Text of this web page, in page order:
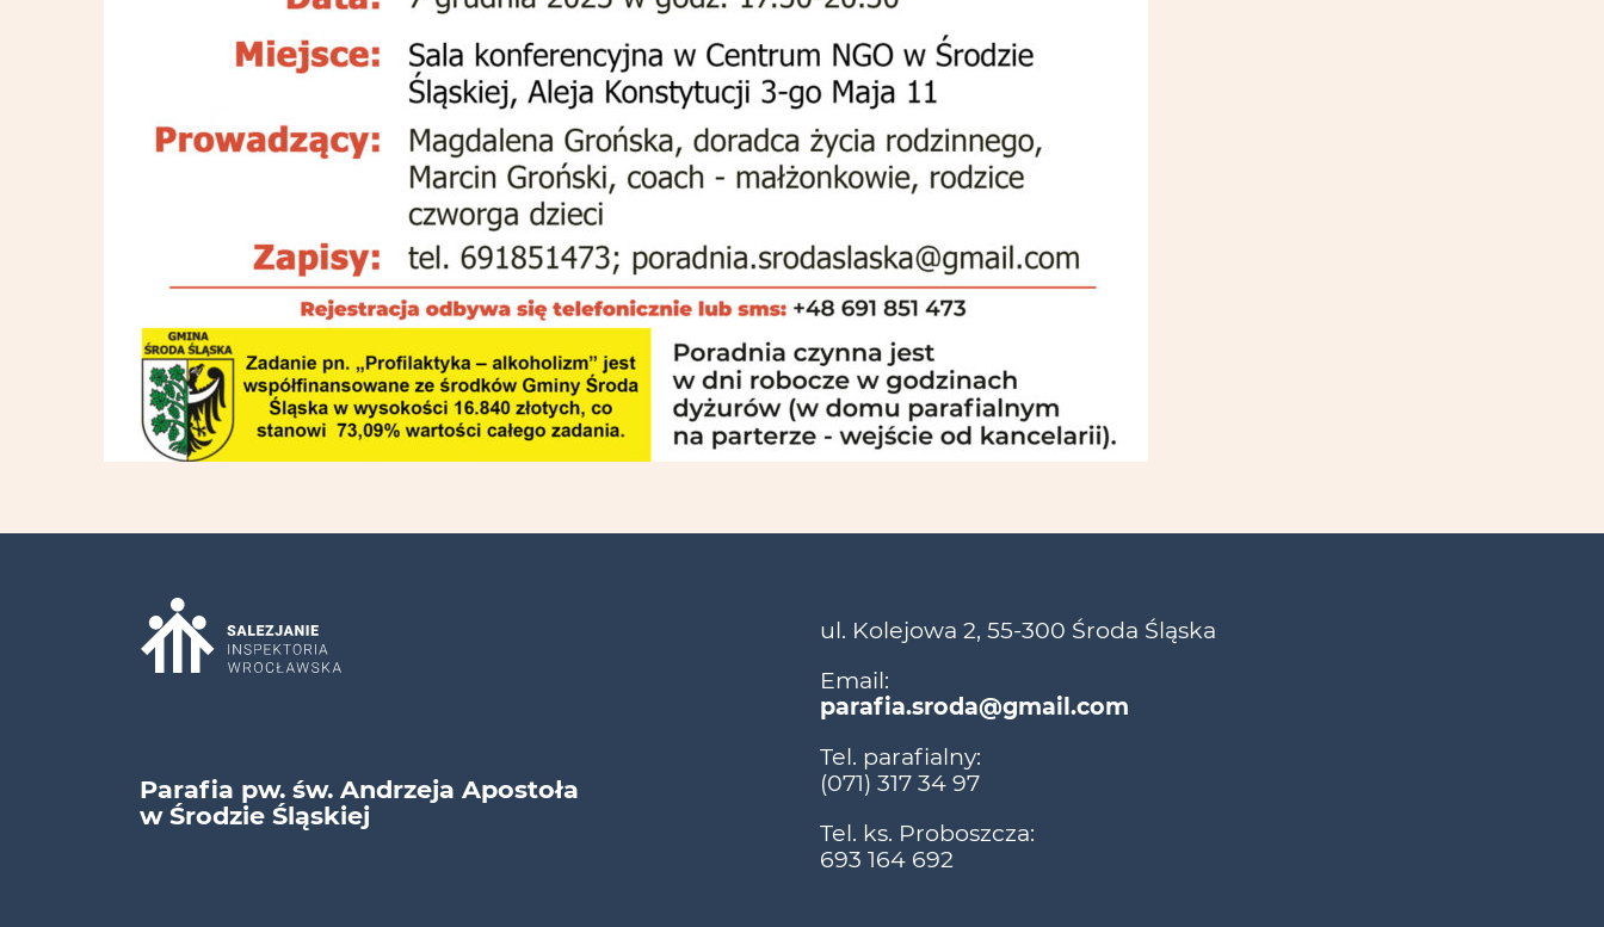
Parafia pw. św. Andrzeja Apostoła
w Środzie Śląskiej
ul. Kolejowa 2, 55-300 Środa Śląska
Email:
parafia.sroda@gmail.com
Tel. parafialny:
(071) 317 34 97
Tel. ks. Proboszcza:
693 164 692